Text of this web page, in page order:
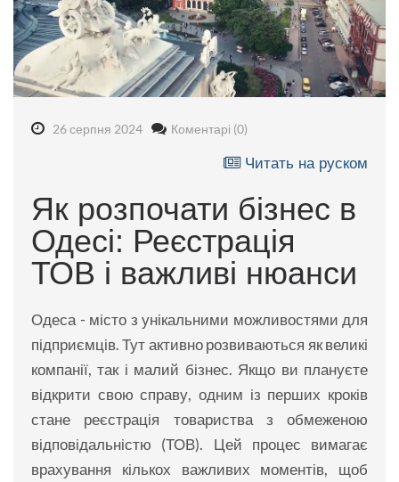
26 серпня 2024 Коментарі (0)
Читать на руском
Як розпочати бізнес в
Одесі: Реєстрація
ТОВ і важливі нюанси
Одеса - місто з унікальними можливостями для
підприємців. Тут активно розвиваються як великі
компанії, так і малий бізнес. Якщо ви плануєте
відкрити свою справу, одним із перших кроків
стане реєстрація товариства з обмеженою
відповідальністю (ТОВ). Цей процес вимагає
врахування кількох важливих моментів, щоб